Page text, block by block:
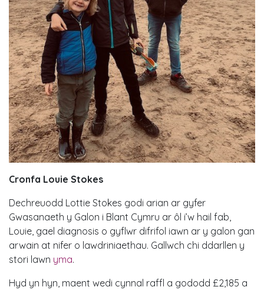
Cronfa Louie Stokes
Dechreuodd Lottie Stokes godi arian ar gyfer
Gwasanaeth y Galon i Blant Cymru ar ôl i’w hail fab,
Louie, gael diagnosis o gyflwr difrifol iawn ar y galon gan
arwain at nifer o lawdriniaethau. Gallwch chi ddarllen y
stori lawn yma.
Hyd yn hyn, maent wedi cynnal raffl a gododd £2,185 a